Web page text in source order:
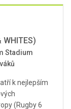
WHITES)
Stadium
k nejlepším
(Rugby 6